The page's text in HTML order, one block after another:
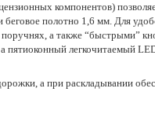
компонентов)
полотно 1,6 мм. Для
а также “быстрыми”
легкочитаемый
а при раскладывании